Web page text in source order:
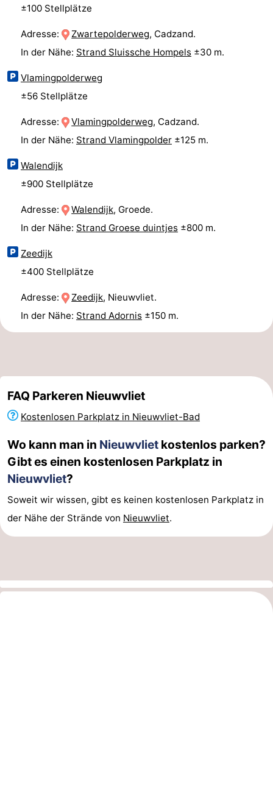
±100 Stellplätze
Adresse: Zwartepolderweg, Cadzand.
In der Nähe: Strand Sluissche Hompels ±30 m.
Vlamingpolderweg
±56 Stellplätze
Adresse: Vlamingpolderweg, Cadzand.
In der Nähe: Strand Vlamingpolder ±125 m.
Walendijk
±900 Stellplätze
Adresse: Walendijk, Groede.
In der Nähe: Strand Groese duintjes ±800 m.
Zeedijk
±400 Stellplätze
Adresse: Zeedijk, Nieuwvliet.
In der Nähe: Strand Adornis ±150 m.
FAQ Parkeren Nieuwvliet
Kostenlosen Parkplatz in Nieuwvliet-Bad
Wo kann man in Nieuwvliet kostenlos parken?
Gibt es einen kostenlosen Parkplatz in
Nieuwvliet?
Soweit wir wissen, gibt es keinen kostenlosen Parkplatz in
der Nähe der Strände von Nieuwvliet.